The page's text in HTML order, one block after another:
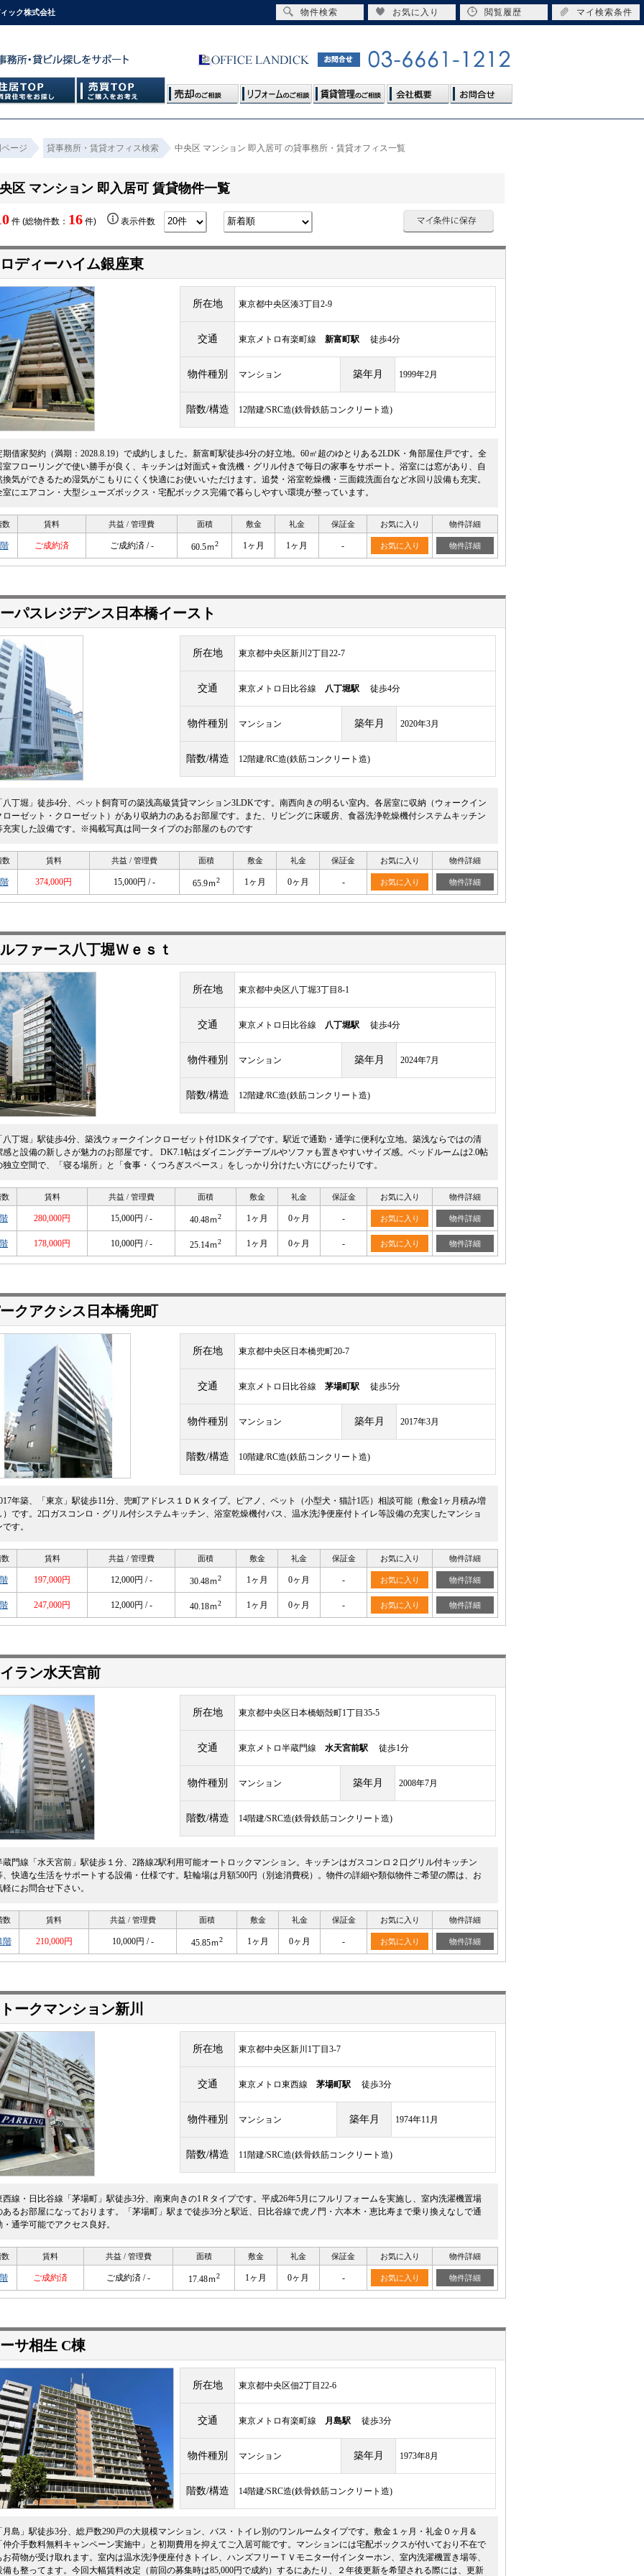
ック株式会社
ージ 貸事務所・賃貸オフィス検索 中央区 マンション 即入居可 の貸事務所・賃貸オフィス一覧
区 マンション 即入居可 賃貸物件一覧
件 (総物件数： 16 件) 表示件数
ディーハイム銀座東
所在地 東京都中央区湊3丁目2-9
交通 東京メトロ有楽町線 新富町駅 徒歩4分
物件種別 マンション 築年月 1999年2月
階数/構造 12階建/SRC造(鉄骨鉄筋コンクリート造)
期借家契約（満期：2028.8.19）で成約しました。新富町駅徒歩4分の好立地。60㎡超のゆとりある2LDK・角部屋住戸です。全
室フローリングで使い勝手が良く、キッチンは対面式＋食洗機・グリル付きで毎日の家事をサポート。浴室には窓があり、自
換気ができるため湿気がこもりにくく快適にお使いいただけます。追焚・浴室乾燥機・三面鏡洗面台など水回り設備も充実。
室にエアコン・大型シューズボックス・宅配ボックス完備で暮らしやすい環境が整っています。
数 賃料 共益 / 管理費 面積 敷金 礼金 保証金 お気に入り 物件詳細
ご成約済 ご成約済 / - 60.5ｍ2 1ヶ月 1ヶ月 - お気に入り 物件詳細
パスレジデンス日本橋イースト
所在地 東京都中央区新川2丁目22-7
交通 東京メトロ日比谷線 八丁堀駅 徒歩4分
物件種別 マンション 築年月 2020年3月
階数/構造 12階建/RC造(鉄筋コンクリート造)
八丁堀」徒歩4分、ペット飼育可の築浅高級賃貸マンション3LDKです。南西向きの明るい室内。各居室に収納（ウォークイン
ローゼット・クローゼット）があり収納力のあるお部屋です。また、リビングに床暖房、食器洗浄乾燥機付システムキッチン
充実した設備です。※掲載写真は同一タイプのお部屋のものです
数 賃料 共益 / 管理費 面積 敷金 礼金 保証金 お気に入り 物件詳細
374,000円 15,000円 / - 65.9ｍ2 1ヶ月 0ヶ月 - お気に入り 物件詳細
ファース八丁堀Ｗｅｓｔ
所在地 東京都中央区八丁堀3丁目8-1
交通 東京メトロ日比谷線 八丁堀駅 徒歩4分
物件種別 マンション 築年月 2024年7月
階数/構造 12階建/RC造(鉄筋コンクリート造)
八丁堀」駅徒歩4分、築浅ウォークインクローゼット付1DKタイプです。駅近で通勤・通学に便利な立地。築浅ならではの清
感と設備の新しさが魅力のお部屋です。 DK7.1帖はダイニングテーブルやソファも置きやすいサイズ感。ベッドルームは2.0帖
独立空間で、「寝る場所」と「食事・くつろぎスペース」をしっかり分けたい方にぴったりです。
数 賃料 共益 / 管理費 面積 敷金 礼金 保証金 お気に入り 物件詳細
280,000円 15,000円 / - 40.48ｍ2 1ヶ月 0ヶ月 - お気に入り 物件詳細
178,000円 10,000円 / - 25.14ｍ2 1ヶ月 0ヶ月 - お気に入り 物件詳細
クアクシス日本橋兜町
所在地 東京都中央区日本橋兜町20-7
交通 東京メトロ日比谷線 茅場町駅 徒歩5分
物件種別 マンション 築年月 2017年3月
階数/構造 10階建/RC造(鉄筋コンクリート造)
年築、「東京」駅徒歩11分、兜町アドレス１ＤＫタイプ。ピアノ、ペット（小型犬・猫計1匹）相談可能（敷金1ヶ月積み増
）です。2口ガスコンロ・グリル付システムキッチン、浴室乾燥機付バス、温水洗浄便座付トイレ等設備の充実したマンショ
です。
数 賃料 共益 / 管理費 面積 敷金 礼金 保証金 お気に入り 物件詳細
197,000円 12,000円 / - 30.48ｍ2 1ヶ月 0ヶ月 - お気に入り 物件詳細
247,000円 12,000円 / - 40.18ｍ2 1ヶ月 0ヶ月 - お気に入り 物件詳細
ラン水天宮前
所在地 東京都中央区日本橋蛎殻町1丁目35-5
交通 東京メトロ半蔵門線 水天宮前駅 徒歩1分
物件種別 マンション 築年月 2008年7月
階数/構造 14階建/SRC造(鉄骨鉄筋コンクリート造)
蔵門線「水天宮前」駅徒歩１分、2路線2駅利用可能オートロックマンション。キッチンはガスコンロ２口グリル付キッチン
、快適な生活をサポートする設備・仕様です。駐輪場は月額500円（別途消費税）。物件の詳細や類似物件ご希望の際は、お
軽にお問合せ下さい。
数 賃料 共益 / 管理費 面積 敷金 礼金 保証金 お気に入り 物件詳細
階 210,000円 10,000円 / - 45.85ｍ2 1ヶ月 0ヶ月 - お気に入り 物件詳細
ークマンション新川
所在地 東京都中央区新川1丁目3-7
交通 東京メトロ東西線 茅場町駅 徒歩3分
物件種別 マンション 築年月 1974年11月
階数/構造 11階建/SRC造(鉄骨鉄筋コンクリート造)
西線・日比谷線「茅場町」駅徒歩3分、南東向きの1Ｒタイプです。平成26年5月にフルリフォームを実施し、室内洗濯機置場
あるお部屋になっております。「茅場町」駅まで徒歩3分と駅近、日比谷線で虎ノ門・六本木・恵比寿まで乗り換えなしで通
・通学可能でアクセス良好。
数 賃料 共益 / 管理費 面積 敷金 礼金 保証金 お気に入り 物件詳細
ご成約済 ご成約済 / - 17.48ｍ2 1ヶ月 0ヶ月 - お気に入り 物件詳細
サ相生 C棟
所在地 東京都中央区佃2丁目22-6
交通 東京メトロ有楽町線 月島駅 徒歩3分
物件種別 マンション 築年月 1973年8月
階数/構造 14階建/SRC造(鉄骨鉄筋コンクリート造)
月島」駅徒歩3分、総戸数290戸の大規模マンション、バス・トイレ別のワンルームタイプです。敷金１ヶ月・礼金０ヶ月＆
仲介手数料無料キャンペーン実施中」と初期費用を抑えてご入居可能です。マンションには宅配ボックスが付いており不在で
お荷物が受け取れます。室内は温水洗浄便座付きトイレ、ハンズフリーＴＶモニター付インターホン、室内洗濯機置き場等、
備も整ってます。今回大幅賃料改定（前回の募集時は85,000円で成約）するにあたり、２年後更新を希望される際には、更新
物件検索 お気に入り 閲覧履歴 マイ検索条件